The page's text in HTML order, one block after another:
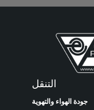
التنقل
الهواء والتهوية